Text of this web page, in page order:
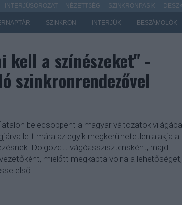
SZINKRON INTERJÚK BESZÁMOLÓK
INTERJÚSOROZAT NÉZETTSÉG SZINKRONPASIK
kell a színészeket" -
szinkronrendezővel
belecsöppent a magyar változatok
lett mára az egyik megkerülhetetlen alakja a
Dolgozott vágóasszisztensként, majd
mielőtt megkapta volna a lehetőséget,
első…